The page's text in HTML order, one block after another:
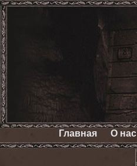
Главная О нас